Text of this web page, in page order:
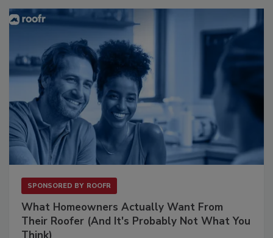
SPONSORED BY ROOFR
What Homeowners Actually Want From
Their Roofer (And It's Probably Not What You
Think)